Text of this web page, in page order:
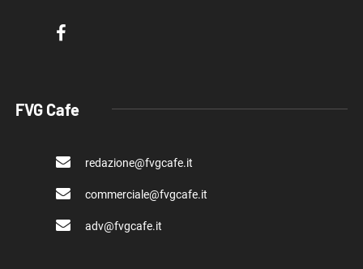
FVG Cafe
redazione@fvgcafe.it
commerciale@fvgcafe.it
adv@fvgcafe.it